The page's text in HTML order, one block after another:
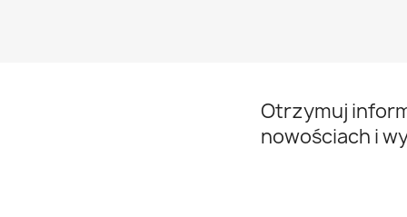
Otrzymuj
nowościach i